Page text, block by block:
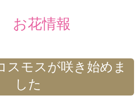
お花情報
スモスが咲き始めま
した